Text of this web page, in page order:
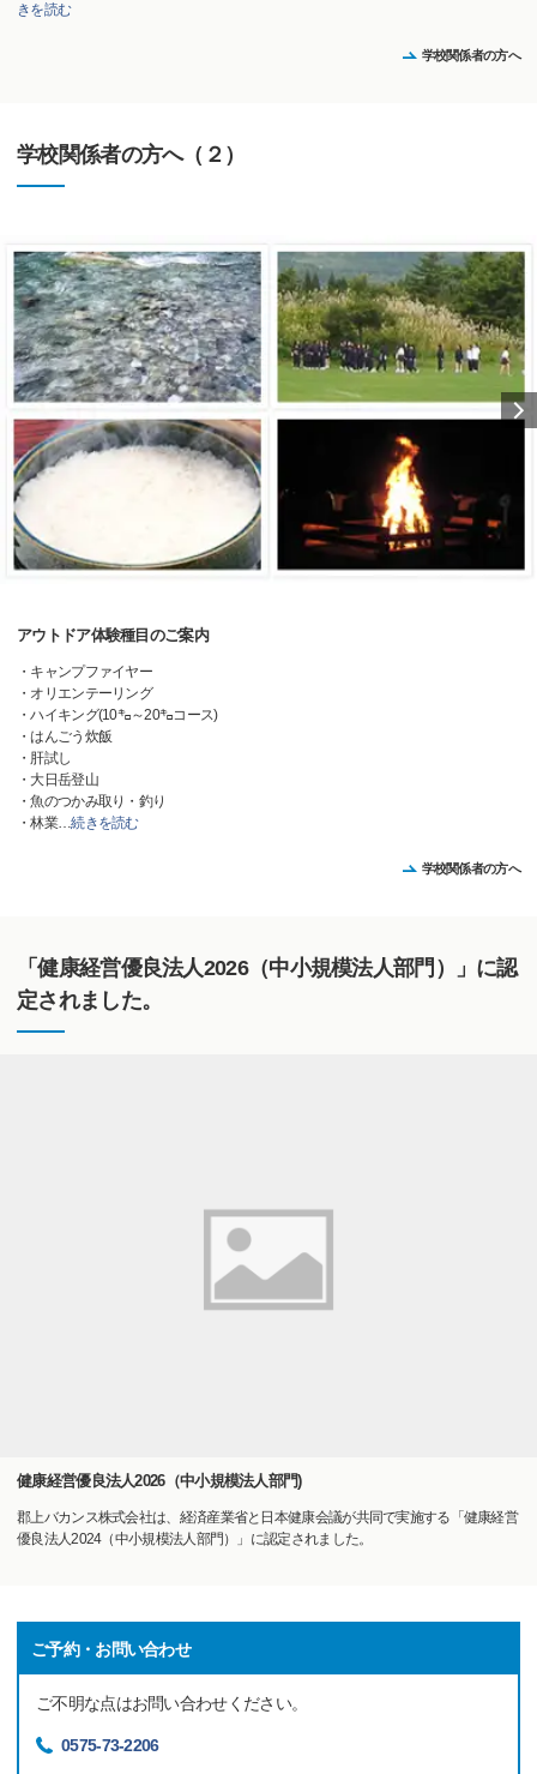
きを読む
学校関係者の方へ
学校関係者の方へ（２）
アウトドア体験種目のご案内
・キャンプファイヤー
・オリエンテーリング
・ハイキング(10㌔～20㌔コース)
・はんごう炊飯
・肝試し
・大日岳登山
・魚のつかみ取り・釣り
・林業…続きを読む
学校関係者の方へ
「健康経営優良法人2026（中小規模法人部門）」に認
定されました。
健康経営優良法人2026（中小規模法人部門)
郡上バカンス株式会社は、経済産業省と日本健康会議が共同で実施する「健康経営
優良法人2024（中小規模法人部門）」に認定されました。
ご予約・お問い合わせ
ご不明な点はお問い合わせください。
0575-73-2206